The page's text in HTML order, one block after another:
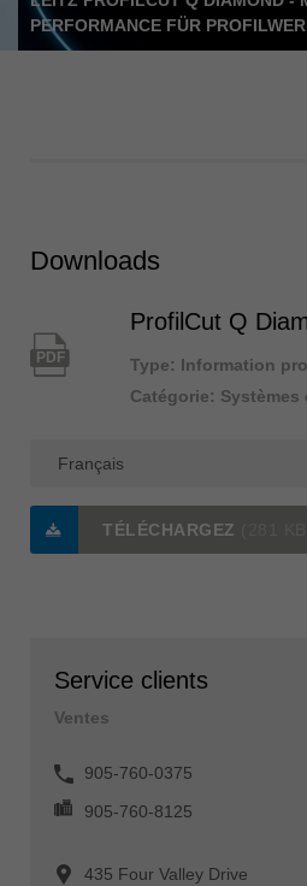
PERFORMANCE FÜR
Downloads
PDF
ProfilCut Q
Type: Information
Catégorie:
TÉLÉCHARGEZ
Service clients
Ventes
905-760-0375
905-760-8125
435 Four Valley Drive